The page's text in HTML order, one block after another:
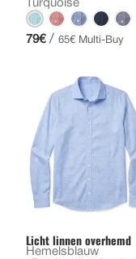
Turquoise
79€ / 65€ Multi-Buy
Licht linnen overhemd
Hemelsblauw